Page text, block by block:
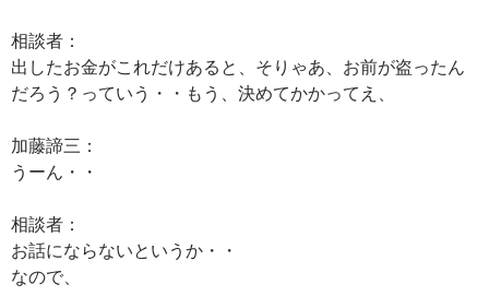
相談者：
出したお金がこれだけあると、そりゃあ、お前が盗ったん
だろう？っていう・・もう、決めてかかってえ、
加藤諦三：
うーん・・
相談者：
お話にならないというか・・
なので、